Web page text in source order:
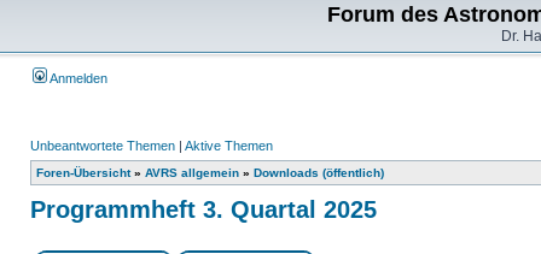
Forum des
Dr.
Anmelden
Unbeantwortete Themen | Aktive Themen
Foren-Übersicht» AVRS allgemein » Downloads (öffentlich)
Programmheft 3. Quartal 2025